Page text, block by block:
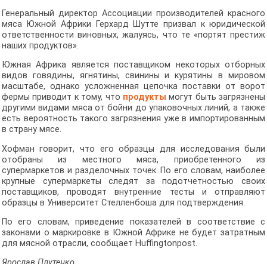
Генеральный директор Ассоциации производителей красного
мяса Южной Африки Герхард Шутте призвал к юридической
ответственности виновных, жалуясь, что те «портят престиж
наших продуктов».
Южная Африка является поставщиком некоторых отборных
видов говядины, ягнятины, свинины и курятины в мировом
масштабе, однако усложненная цепочка поставки от ворот
фермы приводит к тому, что продукты могут быть загрязнены
другими видами мяса от бойни до упаковочных линий, а также
есть вероятность такого загрязнения уже в импортированным
в страну мясе.
Хофман говорит, что его образцы для исследования были
отобраны из местного мяса, приобретенного из
супермаркетов и разделочных точек. По его словам, наиболее
крупные супермаркеты следят за подотчетностью своих
поставщиков, проводят внутренние тесты и отправляют
образцы в Университет Стелленбоша для подтверждения.
По его словам, приведение показателей в соответствие с
законами о маркировке в Южной Африке не будет затратным
для мясной отрасли, сообщает Huffingtonpost.